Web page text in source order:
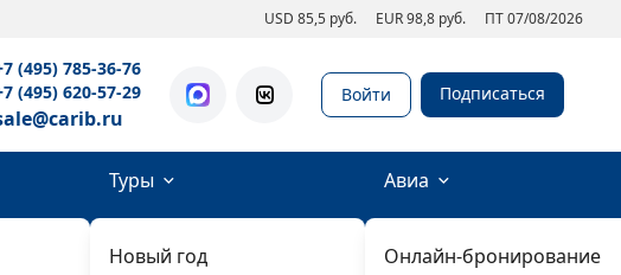
USD 85,5 руб. EUR 98,8 руб. ПТ 07/08/2026
(495) 785-36-76
(495) 620-57-29
Войти Подписаться
Туры
Новый год
Авиа
Онлайн-бронирование